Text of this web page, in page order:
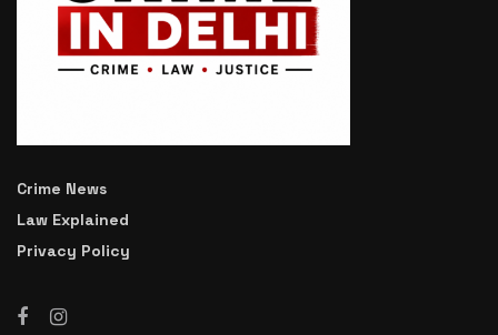
Crime News
Law Explained
Privacy Policy